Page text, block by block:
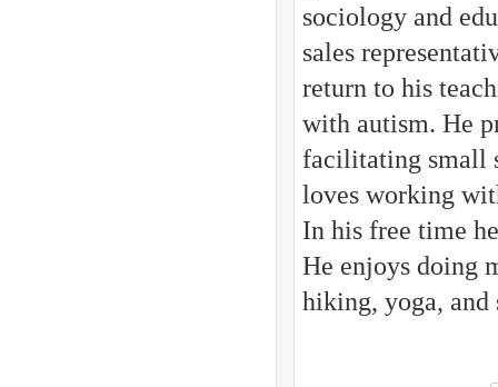
sociology and
sales
return to his
with autism. He
facilitating small
loves working
In his free time
He enjoys doing
hiking, yoga,